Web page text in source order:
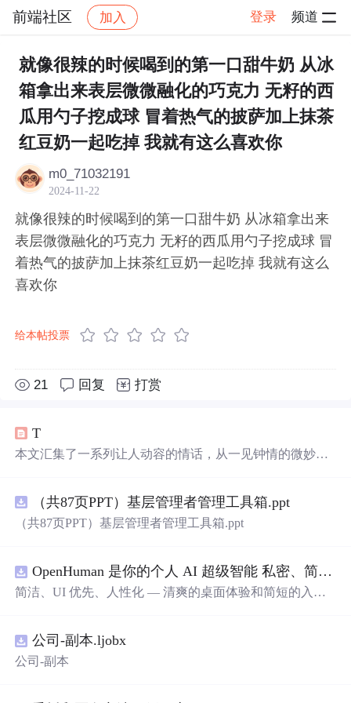
前端社区 加入 登录 频道
社区 前端社区 感慨 帖子详情
就像很辣的时候喝到的第一口甜牛奶 从冰
箱拿出来表层微微融化的巧克力 无籽的西
瓜用勺子挖成球 冒着热气的披萨加上抹茶
红豆奶一起吃掉 我就有这么喜欢你​
m0_71032191
2024-11-22
就像很辣的时候喝到的第一口甜牛奶 从冰箱拿出来
表层微微融化的巧克力 无籽的西瓜用勺子挖成球 冒
着热气的披萨加上抹茶红豆奶一起吃掉 我就有这么
喜欢你​
给本帖投票
21 回复 打赏
T
本文汇集了一系列让人动容的情话，从一见钟情的微妙到
都能触动人心。
（共87页PPT）基层管理者管理工具箱.ppt
（共87页PPT）基层管理者管理工具箱.ppt
OpenHuman 是你的个人 AI 超级智能 私密、简洁、极其强大
简洁、UI 优先、人性化 — 清爽的桌面体验和简短的入门
吉祥物，会说话、能感知周围环境、可作为真实参与者加
入你的 Google Meet 会议、跨周记住你，即使你停止输入
公司-副本.ljobx
公司-副本